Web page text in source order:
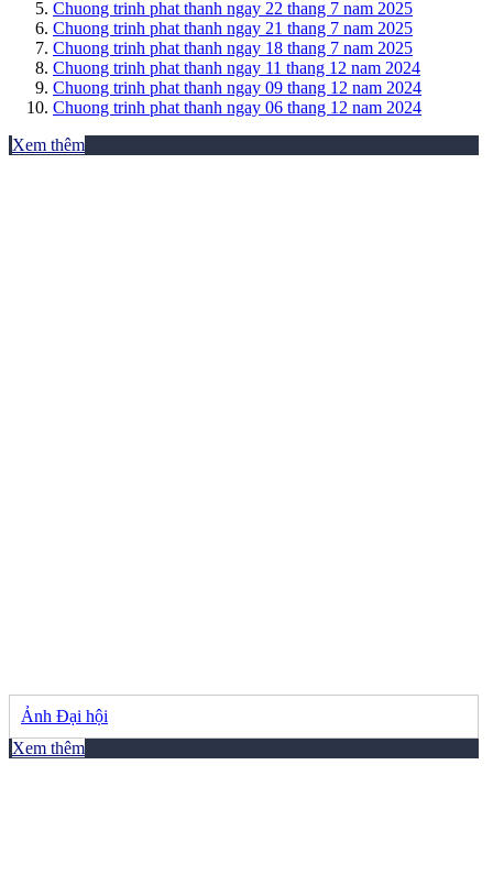
Chuong trinh phat thanh ngay 22 thang 7 nam 2025
Chuong trinh phat thanh ngay 21 thang 7 nam 2025
Chuong trinh phat thanh ngay 18 thang 7 nam 2025
Chuong trinh phat thanh ngay 11 thang 12 nam 2024
Chuong trinh phat thanh ngay 09 thang 12 nam 2024
Chuong trinh phat thanh ngay 06 thang 12 nam 2024
Xem thêm
Ảnh Đại hội
Xem thêm